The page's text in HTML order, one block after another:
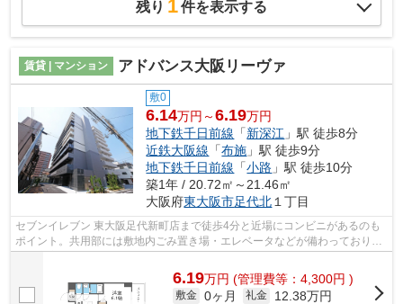
残り 1件を表示する
賃貸 | マンション アドバンス大阪リーヴァ
敷0
6.14万円～6.19万円
地下鉄千日前線 「新深江 」駅 徒歩8分
近鉄大阪線 「布施 」駅 徒歩9分
地下鉄千日前線 「小路 」駅 徒歩10分
築1年 / 20.72㎡～21.46㎡
大阪府東大阪市足代北１丁目
セブンイレブン 東大阪足代新町店まで徒歩4分と近場にコンビニがあるのも
ポイント。共用部には敷地内ごみ置き場・エレベータなどが備わっておりと
6.19万円 (管理費等：4,300円 )
敷金 0ヶ月 礼金
12.38万円